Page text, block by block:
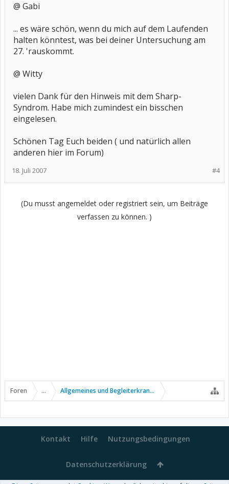
@ Gabi
... es wäre schön, wenn du mich auf dem Laufenden
halten könntest, was bei deiner Untersuchung am
27. 'rauskommt.
@ Witty
vielen Dank für den Hinweis mit dem Sharp-
Syndrom. Habe mich zumindest ein bisschen
eingelesen.
Schönen Tag Euch beiden ( und natürlich allen
anderen hier im Forum)
#4
18. Juli 2007
(Du musst angemeldet oder registriert sein, um Beiträge
verfassen zu können. )
Foren ... Allgemeines und Begleiterkrankungen
Kontakt Hilfe Nutzungsbedingungen
Datenschutzerklärung